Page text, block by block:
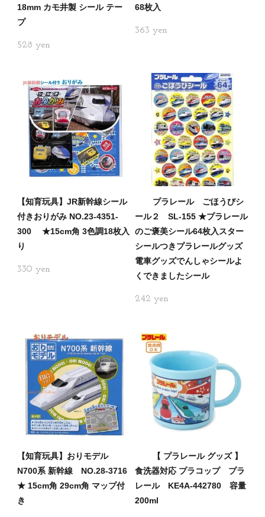
18mm カモ井製 シール テー
プ
528
68枚入
363
【知育玩具】JR新幹線シール
付きおりがみ NO.23-4351-
300 ★15cm角 3色調18枚入
り
330
プラレール ごほうびシ
ール２ SL-155 ★プラレール
のご褒美シール64枚入スター
シールつきプラレールグッズ
電車グッズでんしゃシールよ
くできましたシール
242
【知育玩具】おりモデル
N700系 新幹線 NO.28-3716
★ 15cm角 29cm角 マップ付
き
【 プラレール グッズ 】
食洗器対応 プラコップ プラ
レール KE4A-442780 容量
200ml